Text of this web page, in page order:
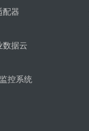
配器
数据云
控系统